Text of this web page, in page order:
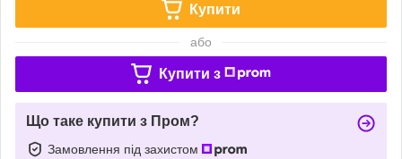
Купити
або
Купити з
Що таке купити з Пром?
Замовлення під захистом